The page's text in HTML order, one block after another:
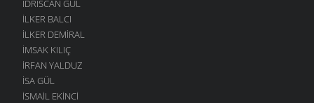
IDRISCAN GÜL
İLKER BALCI
İLKER DEMIRAL
İMSAK KILIÇ
İRFAN YALDUZ
ISA GÜL
ISMAIL EKINCI